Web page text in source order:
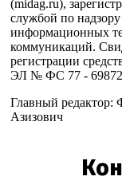
(midag.ru),
службой по надзору
информационных
коммуникаций.
регистрации
ЭЛ № ФС 77 - 69872
Главный редактор:
Азизович